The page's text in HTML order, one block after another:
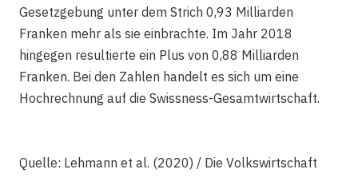
Gesetzgebung unter dem Strich 0,93 Milliarden
Franken mehr als sie einbrachte. Im Jahr 2018
hingegen resultierte ein Plus von 0,88 Milliarden
Franken. Bei den Zahlen handelt es sich um eine
Hochrechnung auf die Swissness-Gesamtwirtschaft.
Quelle: Lehmann et al. (2020) / Die Volkswirtschaft